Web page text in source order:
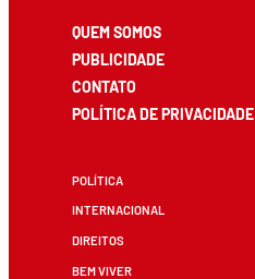
QUEM SOMOS
PUBLICIDADE
CONTATO
POLÍTICA DE PRIVACIDADE
POLÍTICA
INTERNACIONAL
DIREITOS
BEM VIVER